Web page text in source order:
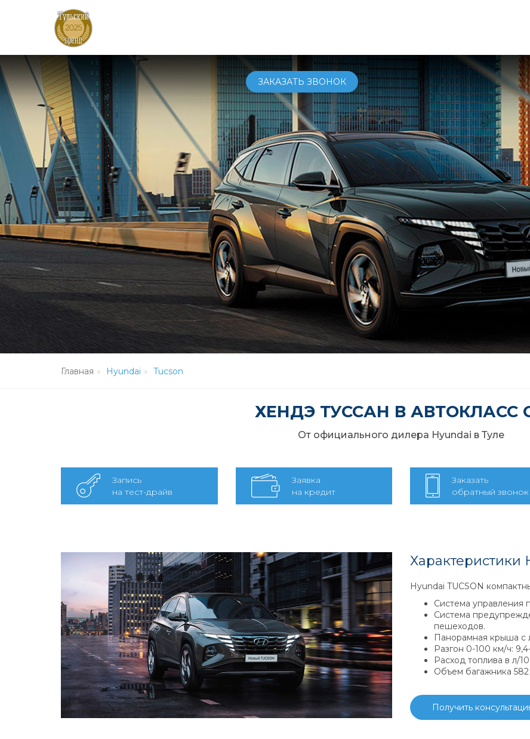
ЗАКАЗАТЬ ЗВОНОК
Главная Hyundai Tucson
ХЕНДЭ ТУССАН В АВТОКЛАСС
От официального дилера Hyundai в Туле
Запись
на тест-драйв
Заявка
на кредит
Заказать
обратный звонок
Характеристики
Hyundai TUCSON
Система управления
Система
пешеходов.
Панорамная крыша с
Разгон 0-100 км/ч:
Расход топлива в л/
Объем багажника 582
Получить